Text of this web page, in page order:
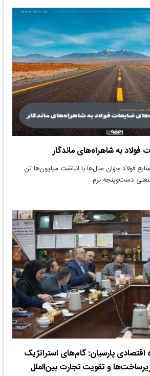
به شاهراه‌های ماندگار
فولاد جهان سال‌ها با انباشت میلیون‌ها تن
دست‌وپنجه نرم…
اقتصادی پارسیان: گام‌های استراتژیک
و تقویت تجارت بین‌الملل